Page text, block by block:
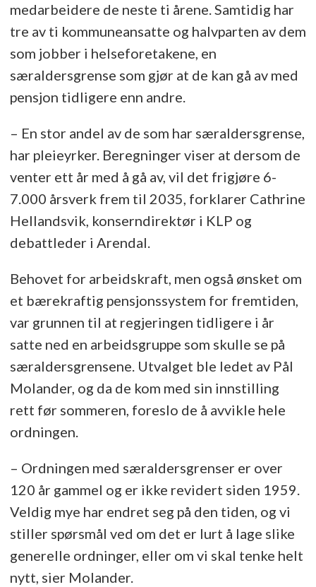
medarbeidere de neste ti årene. Samtidig har
tre av ti kommuneansatte og halvparten av dem
som jobber i helseforetakene, en
særaldersgrense som gjør at de kan gå av med
pensjon tidligere enn andre.
­– En stor andel av de som har særaldersgrense,
har pleieyrker. Beregninger viser at dersom de
venter ett år med å gå av, vil det frigjøre 6-
7.000 årsverk frem til 2035, forklarer Cathrine
Hellandsvik, konserndirektør i KLP og
debattleder i Arendal.
Behovet for arbeidskraft, men også ønsket om
et bærekraftig pensjonssystem for fremtiden,
var grunnen til at regjeringen tidligere i år
satte ned en arbeidsgruppe som skulle se på
særaldersgrensene. Utvalget ble ledet av Pål
Molander, og da de kom med sin innstilling
rett før sommeren, foreslo de å avvikle hele
ordningen.
– Ordningen med særaldersgrenser er over
120 år gammel og er ikke revidert siden 1959.
Veldig mye har endret seg på den tiden, og vi
stiller spørsmål ved om det er lurt å lage slike
generelle ordninger, eller om vi skal tenke helt
nytt, sier Molander.